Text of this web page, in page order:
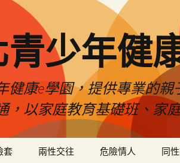
青少年健
健康e學園，提供專業的
，以家庭教育基礎班、家
套 兩性交往 危險情人 同